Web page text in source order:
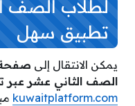
لطلاب الصف
تطبيق سهل
يمكن الانتقال إلى
الصف الثاني عشر عبر
kuwaitplatform.com